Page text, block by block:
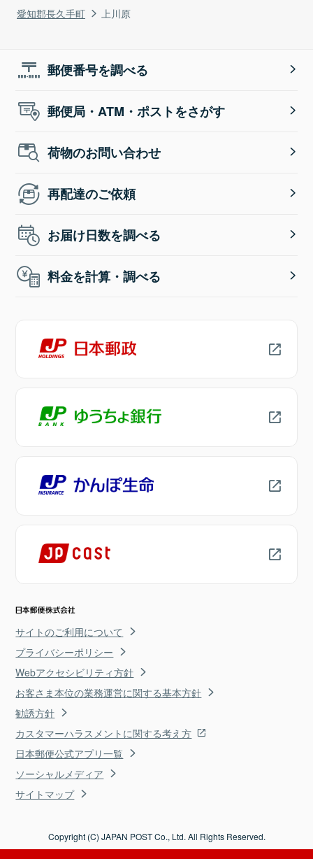
愛知郡長久手町
上川原
郵便番号を調べる
郵便局・ATM・ポストをさがす
荷物のお問い合わせ
再配達のご依頼
お届け日数を調べる
料金を計算・調べる
サイトのご利用について
プライバシーポリシー
Webアクセシビリティ方針
お客さま本位の業務運営に関する基本方針
勧誘方針
カスタマーハラスメントに関する考え方
日本郵便公式アプリ一覧
ソーシャルメディア
サイトマップ
Copyright (C) JAPAN POST Co., Ltd. All Rights Reserved.